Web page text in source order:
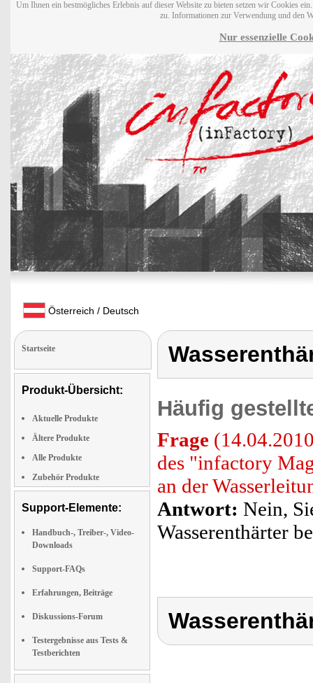
Um Ihnen ein bestmögliches Erlebnis auf dieser Website zu bieten setzen wir Cookies
zu. Informationen zur Verwendung und den
Nur essenzielle
Österreich / Deutsch
Startseite
Produkt-Übersicht:
Aktuelle Produkte
Ältere Produkte
Alle Produkte
Zubehör Produkte
Support-Elemente:
Handbuch-, Treiber-, Video-
Downloads
Support-FAQs
Erfahrungen, Beiträge
Diskussions-Forum
Testergebnisse aus Tests &
Testberichten
Häufig
Frage
des "infactory
an der
Antwort: Nein,
Wasserenthärter